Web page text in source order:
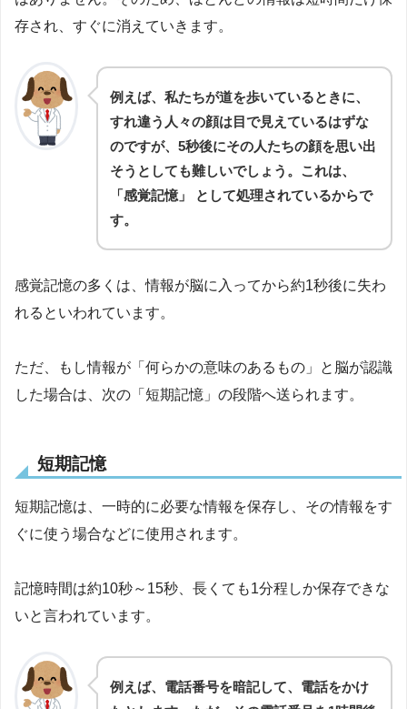
存され、すぐに消えていきます。
例えば、私たちが道を歩いているときに、
すれ違う人々の顔は目で見えているはずな
のですが、5秒後にその人たちの顔を思い出
そうとしても難しいでしょう。これは、
「感覚記憶」 として処理されているからで
す。
感覚記憶の多くは、情報が脳に入ってから約1秒後に失わ
れるといわれています。
ただ、もし情報が「何らかの意味のあるもの」と脳が認識
した場合は、次の「短期記憶」の段階へ送られます。
短期記憶
短期記憶は、一時的に必要な情報を保存し、その情報をす
ぐに使う場合などに使用されます。
記憶時間は約10秒～15秒、長くても1分程しか保存できな
いと言われています。
例えば、電話番号を暗記して、電話をかけ